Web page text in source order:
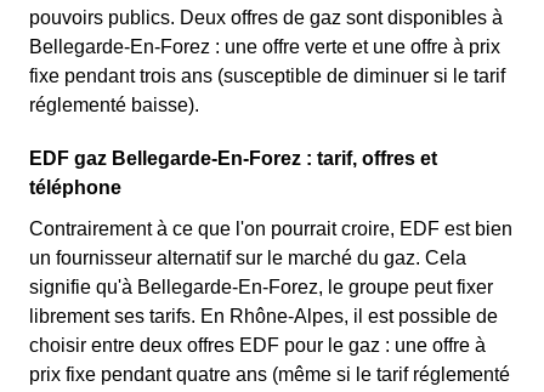
pouvoirs publics. Deux offres de gaz sont disponibles à
Bellegarde-En-Forez : une offre verte et une offre à prix
fixe pendant trois ans (susceptible de diminuer si le tarif
réglementé baisse).
EDF gaz Bellegarde-En-Forez : tarif, offres et
téléphone
Contrairement à ce que l'on pourrait croire, EDF est bien
un fournisseur alternatif sur le marché du gaz. Cela
signifie qu'à Bellegarde-En-Forez, le groupe peut fixer
librement ses tarifs. En Rhône-Alpes, il est possible de
choisir entre deux offres EDF pour le gaz : une offre à
prix fixe pendant quatre ans (même si le tarif réglementé